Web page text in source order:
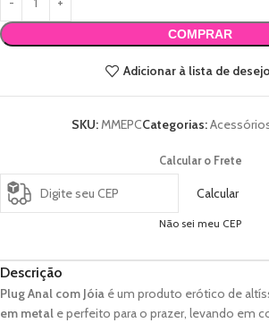
COMPRAR
Adicionar à lista de
SKU:MMEPCCategorias:
Calcular o Frete
Calcular
Não sei meu CEP
Descrição
Plug Anal com Jóia é um produto erótico de
em metal e perfeito para o prazer, levando em